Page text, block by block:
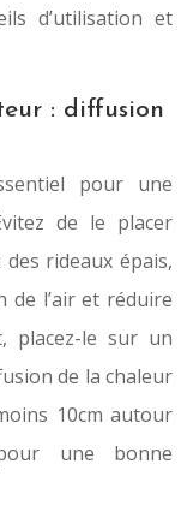
d’utilisation et
: diffusion
pour une
de le placer
rideaux épais,
l’air et réduire
placez-le sur un
de la chaleur
10cm autour
une bonne